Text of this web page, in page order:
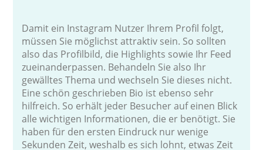
Damit ein Instagram Nutzer Ihrem Profil folgt,
müssen Sie möglichst attraktiv sein. So sollten
also das Profilbild, die Highlights sowie Ihr Feed
zueinanderpassen. Behandeln Sie also Ihr
gewälltes Thema und wechseln Sie dieses nicht.
Eine schön geschrieben Bio ist ebenso sehr
hilfreich. So erhält jeder Besucher auf einen Blick
alle wichtigen Informationen, die er benötigt. Sie
haben für den ersten Eindruck nur wenige
Sekunden Zeit, weshalb es sich lohnt, etwas Zeit